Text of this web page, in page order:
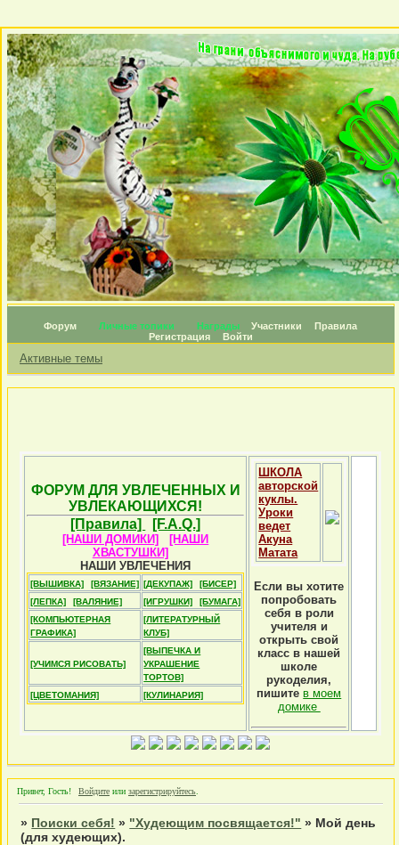
Форум Личные топики Награды Участники
Правила
Регистрация
Войти
Активные темы
ФОРУМ ДЛЯ УВЛЕЧЕННЫХ И
УВЛЕКАЮЩИХСЯ!
[Правила]
[F.A.Q.]
[НАШИ ДОМИКИ]
[НАШИ
ХВАСТУШКИ]
НАШИ УВЛЕЧЕНИЯ
[ВЫШИВКА] [ВЯЗАНИЕ] [ДЕКУПАЖ]
[БИСЕР]
[ЛЕПКА]
[ВАЛЯНИЕ] [ИГРУШКИ]
[БУМАГА]
[КОМПЬЮТЕРНАЯ
ГРАФИКА]
[ЛИТЕРАТУРНЫЙ
КЛУБ]
[УЧИМСЯ РИСОВАТЬ]
[ВЫПЕЧКА И
УКРАШЕНИЕ
ТОРТОВ]
[ЦВЕТОМАНИЯ]
[КУЛИНАРИЯ]
ШКОЛА
авторской
куклы.
Уроки
ведет
Акуна
Матата
Если вы хотите
попробовать
себя в роли
учителя и
открыть свой
класс в нашей
школе
рукоделия,
пишите в моем
домике
Привет, Гость! Войдите или зарегистрируйтесь
» Поиски себя! » "Худеющим посвящается!" » Мой день
(для худеющих).